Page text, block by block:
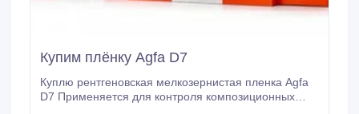
Купим плёнку Agfa D7
Куплю рентгеновская мелкозернистая пленка Agfa
D7 Применяется для контроля композиционных